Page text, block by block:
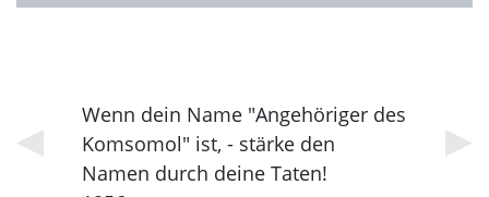
Wenn dein Name "Angehöriger des
Komsomol" ist, - stärke den
Namen durch deine Taten!